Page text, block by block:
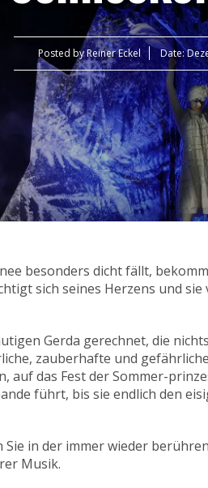
Posted byReiner Eckel Date:
besonders dicht fällt,
sich seines Herzens und
Gerda gerechnet, die
zauberhafte und
auf das Fest der Sommer-
führt, bis sie endlich den
in der immer wieder
Musik.